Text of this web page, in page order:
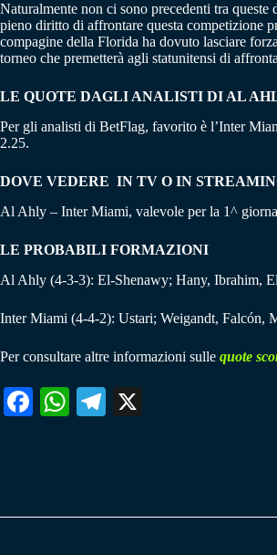
Naturalmente non ci sono precedenti tra
pieno diritto di affrontare questa competizione
compagine della Florida ha dovuto lasciare
torneo che premetterà agli statunitensi di
LE QUOTE DAGLI ANALISTI DI AL
Per gli analisti di BetFlag, favorito è l’Inter
2.25.
DOVE VEDERE IN TV O IN
Al Ahly – Inter Miami, valevole per la 1^
LE PROBABILI FORMAZIONI
Al Ahly (4-3-3): El-Shenawy; Hany, Ibrahim,
Inter Miami (4-4-2): Ustari; Weigandt, Falcón,
Per consultare altre informazioni sulle quote
Fa W
pp
Te
m